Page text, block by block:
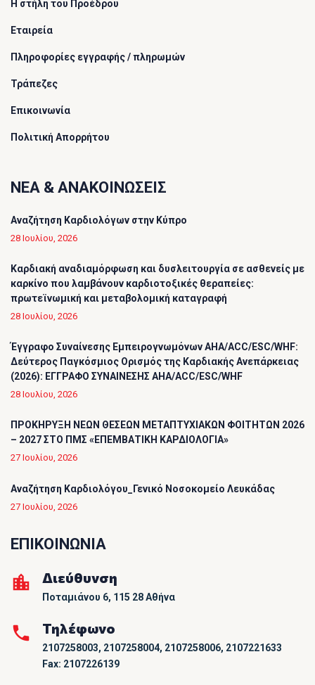
Η στήλη του Προέδρου
Εταιρεία
Πληροφορίες εγγραφής / πληρωμών
Τράπεζες
Επικοινωνία
Πολιτική Απορρήτου
ΝΕΑ & ΑΝΑΚΟΙΝΩΣΕΙΣ
Αναζήτηση Καρδιολόγων στην Κύπρο
28 Ιουλίου, 2026
Καρδιακή αναδιαμόρφωση και δυσλειτουργία σε ασθενείς με
καρκίνο που λαμβάνουν καρδιοτοξικές θεραπείες:
πρωτεϊνωμική και μεταβολομική καταγραφή
28 Ιουλίου, 2026
Έγγραφο Συναίνεσης Εμπειρογνωμόνων AHA/ACC/ESC/WHF:
Δεύτερος Παγκόσμιος Ορισμός της Καρδιακής Ανεπάρκειας
(2026): ΕΓΓΡΑΦΟ ΣΥΝΑΙΝΕΣΗΣ AHA/ACC/ESC/WHF
28 Ιουλίου, 2026
ΠΡΟΚΗΡΥΞΗ ΝΕΩΝ ΘΕΣΕΩΝ ΜΕΤΑΠΤΥΧΙΑΚΩΝ ΦΟΙΤΗΤΩΝ 2026
– 2027 ΣΤΟ ΠΜΣ «ΕΠΕΜΒΑΤΙΚΗ ΚΑΡΔΙΟΛΟΓΙΑ»
27 Ιουλίου, 2026
Αναζήτηση Καρδιολόγου_Γενικό Νοσοκομείο Λευκάδας
27 Ιουλίου, 2026
ΕΠΙΚΟΙΝΩΝΙΑ
Διεύθυνση
Ποταμιάνου 6, 115 28 Αθήνα
Τηλέφωνο
2107258003, 2107258004, 2107258006, 2107221633
Fax: 2107226139